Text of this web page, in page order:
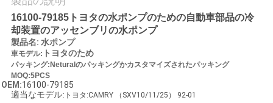
問
い
合
わ
16100-79185トヨタの水ポンプのための自動車部品の冷
却装置のアッセンブリの水ポンプ
製品名: 水ポンプ
車モデル: トヨタのため
パッキング:Neturalのパッキングかカスタマイズされたパッキング
MOQ:5PCS
OEM:16100-79185
適当なモデル: トヨタ:CAMRY （SXV10/11/25） 92-01